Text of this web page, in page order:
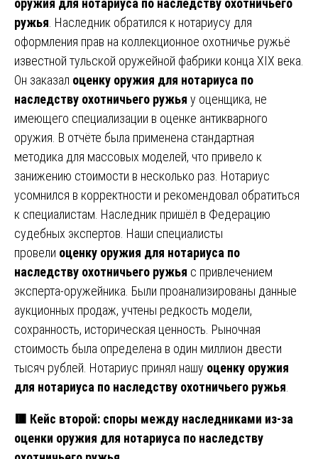
оружия для нотариуса по наследству охотничьего
ружья . Наследник обратился к нотариусу для
оформления прав на коллекционное охотничье ружьё
известной тульской оружейной фабрики конца XIX века.
Он заказал оценку оружия для нотариуса по
наследству охотничьего ружья у оценщика, не
имеющего специализации в оценке антикварного
оружия. В отчёте была применена стандартная
методика для массовых моделей, что привело к
занижению стоимости в несколько раз. Нотариус
усомнился в корректности и рекомендовал обратиться
к специалистам. Наследник пришёл в Федерацию
судебных экспертов. Наши специалисты
провели оценку оружия для нотариуса по
наследству охотничьего ружья с привлечением
эксперта-оружейника. Были проанализированы данные
аукционных продаж, учтены редкость модели,
сохранность, историческая ценность. Рыночная
стоимость была определена в один миллион двести
тысяч рублей. Нотариус принял нашу оценку оружия
для нотариуса по наследству охотничьего ружья
🟥 Кейс второй: споры между наследниками из-за
оценки оружия для нотариуса по наследству